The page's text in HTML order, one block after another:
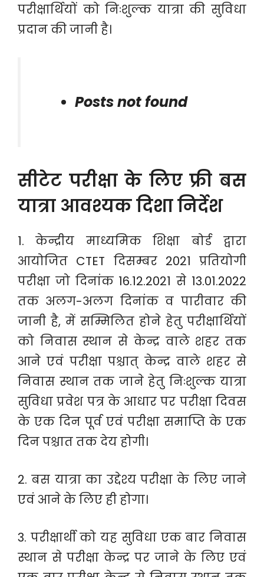
परीक्षार्थियों को निःशुल्क यात्रा की सुविधा
प्रदान की जानी है।
Posts not found
सीटेट परीक्षा के लिए फ्री बस
यात्रा आवश्यक दिशा निर्देश
1. केन्द्रीय माध्यमिक शिक्षा बोर्ड द्वारा
आयोजित CTET दिसम्बर 2021 प्रतियोगी
परीक्षा जो दिनांक 16.12.2021 से 13.01.2022
तक अलग-अलग दिनांक व पारीवार की
जानी है, में सम्मिलित होने हेतु परीक्षार्थियों
को निवास स्थान से केन्द्र वाले शहर तक
आने एवं परीक्षा पश्चात् केन्द्र वाले शहर से
निवास स्थान तक जाने हेतु निःशुल्क यात्रा
सुविधा प्रवेश पत्र के आधार पर परीक्षा दिवस
के एक दिन पूर्व एवं परीक्षा समाप्ति के एक
दिन पश्चात तक देय होगी।
2. बस यात्रा का उद्देश्य परीक्षा के लिए जाने
एवं आने के लिए ही होगा।
3. परीक्षार्थी को यह सुविधा एक बार निवास
स्थान से परीक्षा केन्द्र पर जाने के लिए एवं